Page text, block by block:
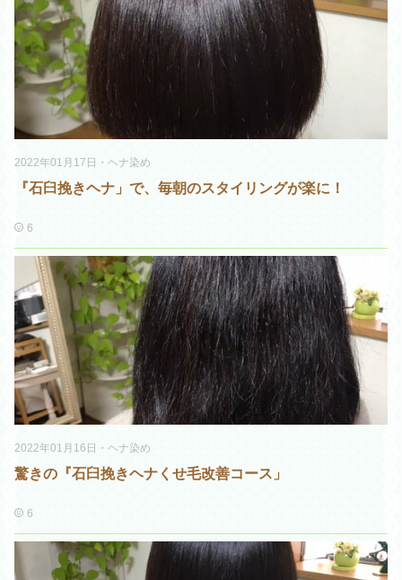
2022年01月17日 ・ ヘナ染め
『石臼挽きヘナ」で、毎朝のスタイリングが楽に！
6
2022年01月16日 ・ ヘナ染め
驚きの『石臼挽きヘナくせ毛改善コース」
6